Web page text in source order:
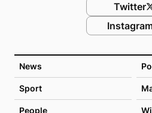
News
Sport
People
Twitter